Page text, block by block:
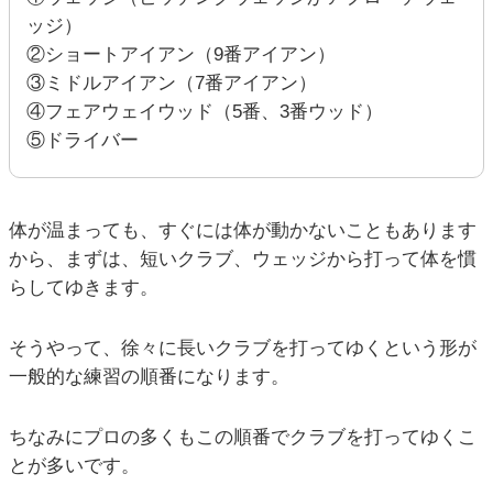
ッジ）
②ショートアイアン（9番アイアン）
③ミドルアイアン（7番アイアン）
④フェアウェイウッド（5番、3番ウッド）
⑤ドライバー
体が温まっても、すぐには体が動かないこともあります
から、まずは、短いクラブ、ウェッジから打って体を慣
らしてゆきます。
そうやって、徐々に長いクラブを打ってゆくという形が
一般的な練習の順番になります。
ちなみにプロの多くもこの順番でクラブを打ってゆくこ
とが多いです。